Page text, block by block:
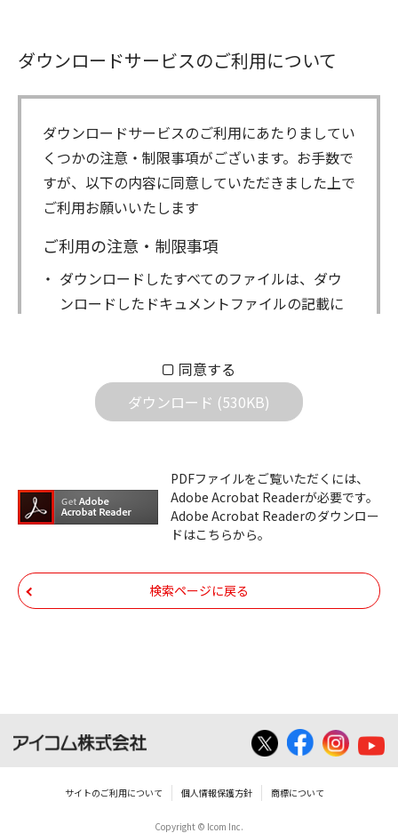
ダウンロードサービスのご利用について
ダウンロードサービスのご利用にあたりましてい
くつかの注意・制限事項がございます。お手数で
すが、以下の内容に同意していただきました上で
ご利用お願いいたします
ご利用の注意・制限事項
ダウンロードしたすべてのファイルは、ダウ
ンロードしたドキュメントファイルの記載に
社は一切の責任を負いません。また、ファイ
ルの内容などの変更は一切行わないでくださ
機器のコントロールコマンドの仕様書、およ
びその他すべてのダウンロードファイルにつ
いての著作権を含むすべての権利は、アイコ
帰属します。ダウンロードしたファイルは、
個人で使用される以外にはご使用できませ
せんのでご了承ください。
告なく改良及び変更される場合があります。
同意する
ダウンロード (530KB)
PDFファイルをご覧いただくには、
Adobe Acrobat Readerが必要です。
Adobe Acrobat Readerのダウンロー
ドはこちらから。
検索ページに戻る
サイトのご利用について 個人情報保護方針 商標について
Copyright © Icom Inc.